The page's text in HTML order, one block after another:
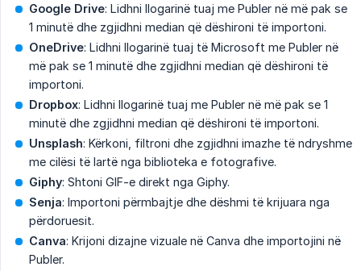
Google Drive: Lidhni llogarinë tuaj me Publer në më pak se
1 minutë dhe zgjidhni median që dëshironi të importoni.
OneDrive: Lidhni llogarinë tuaj të Microsoft me Publer në
më pak se 1 minutë dhe zgjidhni median që dëshironi të
importoni.
Dropbox: Lidhni llogarinë tuaj me Publer në më pak se 1
minutë dhe zgjidhni median që dëshironi të importoni.
Unsplash: Kërkoni, filtroni dhe zgjidhni imazhe të ndryshme
me cilësi të lartë nga biblioteka e fotografive.
Giphy: Shtoni GIF-e direkt nga Giphy.
Senja: Importoni përmbajtje dhe dëshmi të krijuara nga
përdoruesit.
Canva: Krijoni dizajne vizuale në Canva dhe importojini në
Publer.